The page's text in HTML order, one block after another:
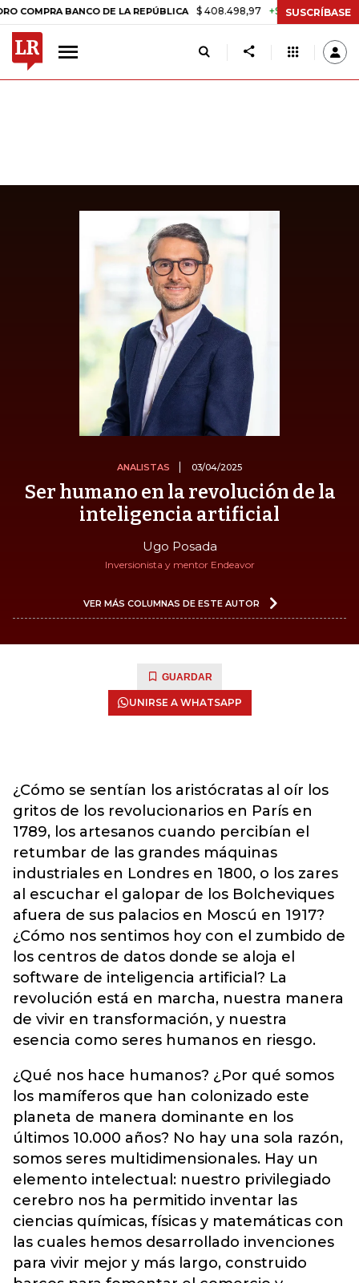
BANCO DE LA REPÚBLICA $ 408.498,97 +$ 8.753,81 +2,19%
SUSCRÍBASE
ANALISTAS 03/04/2025
Ser humano en la revolución de la
inteligencia artificial
Ugo Posada
Inversionista y mentor Endeavor
VER MÁS COLUMNAS DE ESTE AUTOR
GUARDAR
UNIRSE A WHATSAPP
¿Cómo se sentían los aristócratas al oír los
gritos de los revolucionarios en París en
1789, los artesanos cuando percibían el
retumbar de las grandes máquinas
industriales en Londres en 1800, o los zares
al escuchar el galopar de los Bolcheviques
afuera de sus palacios en Moscú en 1917?
¿Cómo nos sentimos hoy con el zumbido de
los centros de datos donde se aloja el
software de inteligencia artificial? La
revolución está en marcha, nuestra manera
de vivir en transformación, y nuestra
esencia como seres humanos en riesgo.
¿Qué nos hace humanos? ¿Por qué somos
los mamíferos que han colonizado este
planeta de manera dominante en los
últimos 10.000 años? No hay una sola razón,
somos seres multidimensionales. Hay un
elemento intelectual: nuestro privilegiado
cerebro nos ha permitido inventar las
ciencias químicas, físicas y matemáticas con
las cuales hemos desarrollado invenciones
para vivir mejor y más largo, construido